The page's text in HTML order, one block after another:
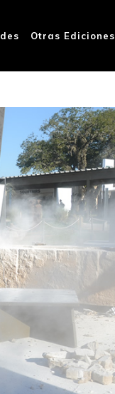
Otras Ediciones